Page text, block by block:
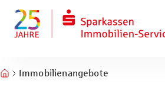
Zum Fuß springen
Immobilienangebote